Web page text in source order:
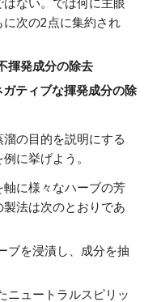
ない。では何に主眼
次の2点に集約され
揮発成分の除去
ガティブな揮発成分の除
の目的を説明にする
に挙げよう。
に様々なハーブの芳
法は次のとおりであ
ブを浸漬し、成分を抽
ニュートラルスピリッ